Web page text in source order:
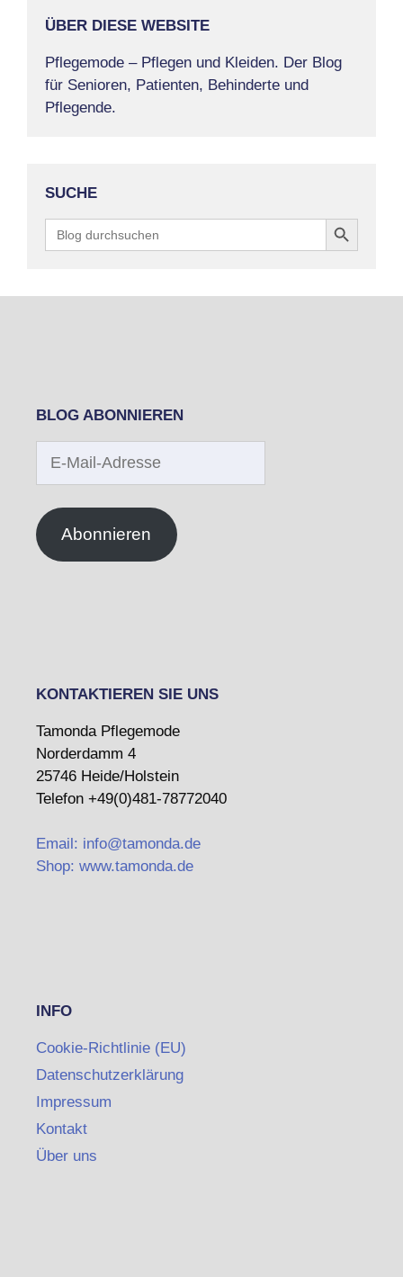
ÜBER DIESE WEBSITE
Pflegemode – Pflegen und Kleiden. Der Blog
für Senioren, Patienten, Behinderte und
Pflegende.
SUCHE
Search
for:
Search Button
BLOG ABONNIEREN
Mail-
Abonnieren
KONTAKTIEREN SIE UNS
Tamonda Pflegemode
Norderdamm 4
25746 Heide/Holstein
Telefon +49(0)481-78772040
Email: info@tamonda.de
Shop: www.tamonda.de
INFO
Cookie-Richtlinie (EU)
Datenschutzerklärung
Impressum
Kontakt
Über uns